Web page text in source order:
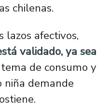
chilenas.
afectivos,
validado, ya sea
de consumo y
niña demande